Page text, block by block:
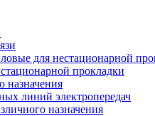
для нестационарной
прокладки
назначения
линий электропередач
назначения